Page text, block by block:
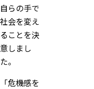
自らの手で
社会を変え
ることを決
意しまし
た。
「危機感を